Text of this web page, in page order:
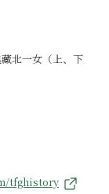
北一女（上、下
tfghistory